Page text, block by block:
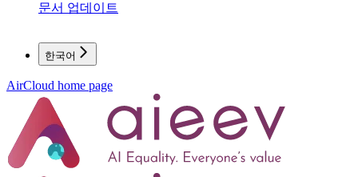
문서 업데이트
한국어
AirCloud home page